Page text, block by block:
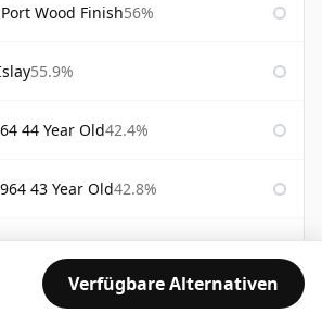
Wood Finish56%
55.9%
44 Year Old42.4%
43 Year Old42.8%
Year Old 196442.8%
VERFÜGBARKEIT: Begrenzt
Verfügbare Alternativen